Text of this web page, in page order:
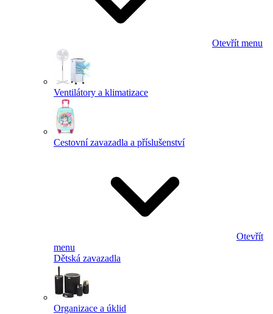
Otevřít menu
Ventilátory a klimatizace
Cestovní zavazadla a příslušenství
Otevřít
menu
Dětská zavazadla
Organizace a úklid